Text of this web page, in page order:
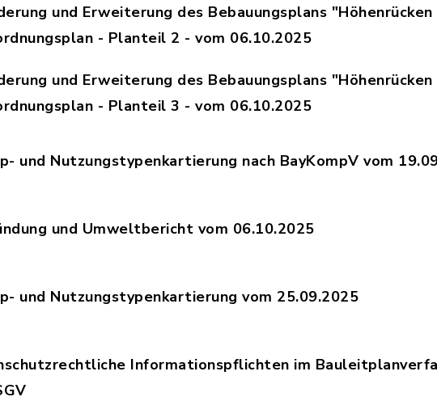
und Erweiterung des Bebauungsplans
- Planteil 2 - vom 06.10.2025
und Erweiterung des Bebauungsplans
- Planteil 3 - vom 06.10.2025
und Nutzungstypenkartierung nach BayKompV vom
und Umweltbericht vom 06.10.2025
und Nutzungstypenkartierung vom 25.09.2025
Informationspflichten im